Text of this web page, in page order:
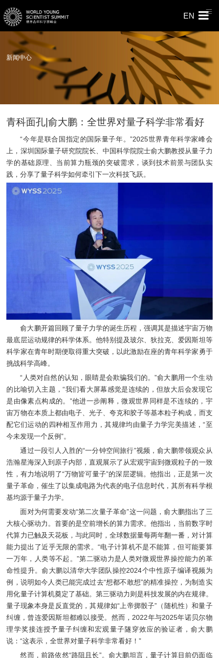
EN
新闻中心
青科面孔|俞大鹏：全世界对量子科学非常看好
“今年是联合国指定的国际量子年。”2025世界青年科学家峰会
上，深圳国际量子研究院院长、中国科学院院士俞大鹏教授从量子力
学的基础原理、当前算力瓶颈的突破需求，谈到技术前景与团队实
践，分享了量子科学如何牵引下一次科技飞跃。
俞大鹏开篇回顾了量子力学的诞生历程，强调其是描述宇宙万物
最底层运动规律的科学体系。他特别提及玻尔、狄拉克、爱因斯坦等
科学家在青年时期便取得重大突破，以此激励在座的青年科学家勇于
挑战科学高峰。
“人类对自然的认知，眼睛是会欺骗我们的。”俞大鹏用一个生动
的比喻切入主题，“我们看大屏幕感觉是连续的，但放大后会发现它
是由像素点构成的。”他进一步阐释，微观世界同样是不连续的，宇
宙万物在本质上都由电子、光子、夸克和胶子等基本粒子构成，而支
配它们运动的四种相互作用力，其规律均由量子力学完美描述，“至
今未发现一个反例”。
通过一段引人入胜的“一分钟空间旅行”视频，俞大鹏带领观众从
浩瀚星海深入到原子内部，直观展示了从宏观宇宙到微观粒子的一致
性，有力地说明了“万物皆可量子”的深层逻辑。他指出，正是第一次
量子革命，催生了以集成电路为代表的电子信息时代，其所有科学根
基均源于量子力学。
面对为何需要发动“第二次量子革命”这一问题，俞大鹏指出了三
大核心驱动力。首要的是空前增长的算力需求。他指出，当前数字时
代算力已触及天花板，与此同时，全球数据量每两年翻一番，对计算
能力提出了近乎无限的需求。“电子计算机不是不能算，但可能要算
一万年，人类等不起。”第二驱动力是人类对微观世界操控能力的革
命性提升。俞大鹏以清华大学团队操控2024个中性原子编译视频为
例，说明如今人类已能完成过去“想都不敢想”的精准操控，为制造实
用化量子计算机奠定了基础。第三驱动力则是科技发展的内在规律。
量子现象本身是反直觉的，其规律如“上帝掷骰子”（随机性）和量子
纠缠，曾连爱因斯坦都难以接受。然而，2022年与2025年诺贝尔物
理学奖接连授予量子纠缠和宏观量子隧穿效应的验证者，俞大鹏
说：“这表示，全世界对量子科学非常看好！”
然而，前路依然“路阻且长”。俞大鹏坦言，量子计算目前仍面临